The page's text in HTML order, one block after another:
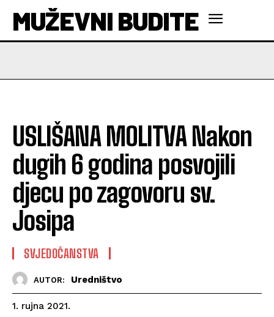
MUŽEVNI BUDITE
USLIŠANA MOLITVA Nakon
dugih 6 godina posvojili
djecu po zagovoru sv.
Josipa
SVJEDOČANSTVA
AUTOR: Uredništvo
1. rujna 2021.